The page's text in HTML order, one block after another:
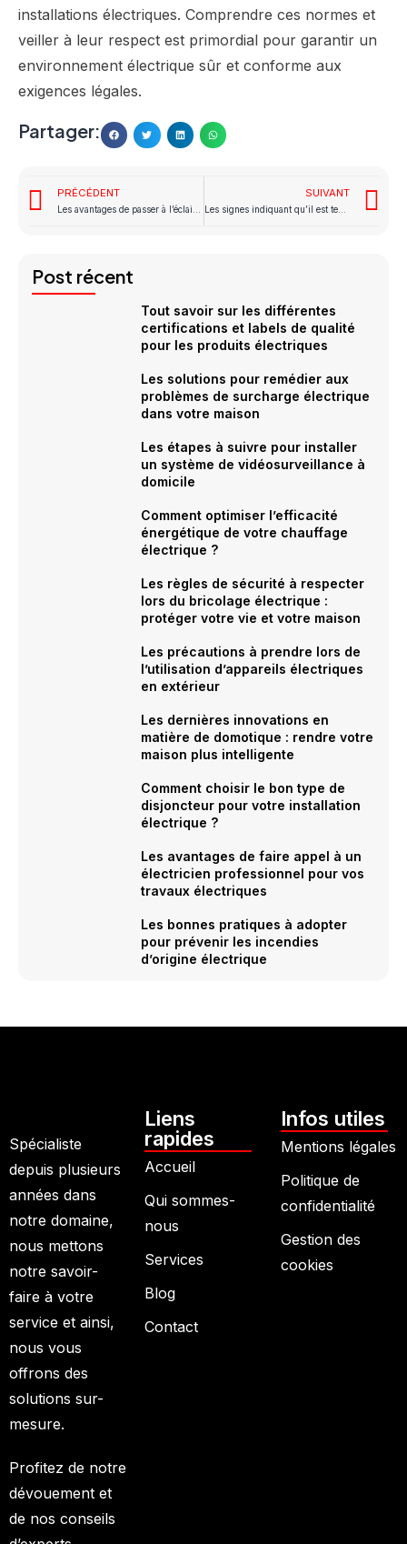
installations électriques. Comprendre ces normes et
veiller à leur respect est primordial pour garantir un
environnement électrique sûr et conforme aux
exigences légales.
Partager:
PRÉCÉDENT
Les avantages de passer à l’éclairage LED : économie et durabilité
SUIVANT
Les signes indiquant qu’il est temps de moderniser votre tableau électrique
Post récent
Tout savoir sur les différentes
certifications et labels de qualité
pour les produits électriques
Les solutions pour remédier aux
problèmes de surcharge électrique
dans votre maison
Les étapes à suivre pour installer
un système de vidéosurveillance à
domicile
Comment optimiser l’efficacité
énergétique de votre chauffage
électrique ?
Les règles de sécurité à respecter
lors du bricolage électrique :
protéger votre vie et votre maison
Les précautions à prendre lors de
l’utilisation d’appareils électriques
en extérieur
Les dernières innovations en
matière de domotique : rendre votre
maison plus intelligente
Comment choisir le bon type de
disjoncteur pour votre installation
électrique ?
Les avantages de faire appel à un
électricien professionnel pour vos
travaux électriques
Les bonnes pratiques à adopter
pour prévenir les incendies
d’origine électrique
Spécialiste
depuis plusieurs
années dans
notre domaine,
nous mettons
notre savoir-
faire à votre
service et ainsi,
nous vous
offrons des
solutions sur-
mesure.
Profitez de notre
dévouement et
de nos conseils
Liens
rapides
Accueil
Qui sommes-
nous
Services
Blog
Contact
Infos utiles
Mentions légales
Politique de
confidentialité
Gestion des
cookies